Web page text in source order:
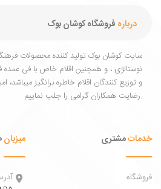
فروشگاه کوشان بوک
کوشان بوک تولید کننده محصولات فرهنگی
، و همچنین اقلام خاص با فی عمده فروشی
کنندگان اقلام خاطره برانگیز میباشد، امید
مشتری صدای
آدرس: